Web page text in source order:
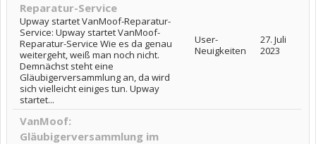
Reparatur-Service
Upway startet VanMoof-Reparatur-
Service: Upway startet VanMoof-
Reparatur-Service Wie es da genau
weitergeht, weiß man noch nicht.
Demnächst steht eine
Gläubigerversammlung an, da wird
sich vielleicht einiges tun. Upway
startet...
User-
Neuigkeiten
27. Juli
2023
VanMoof:
Gläubigerversammlung im